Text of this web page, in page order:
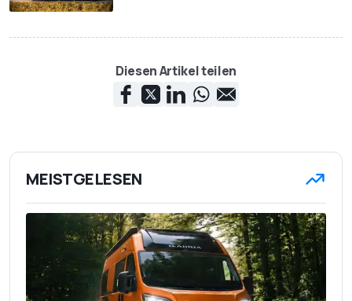
Diesen Artikel teilen
MEISTGELESEN